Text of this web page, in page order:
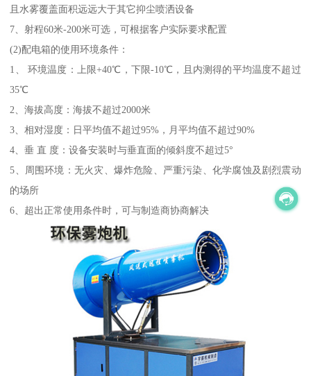
且水雾覆盖面积远远大于其它抑尘喷洒设备
7、射程60米-200米可选，可根据客户实际要求配置
(2)配电箱的使用环境条件：
1、 环境温度：上限+40℃，下限-10℃，且内测得的平均温度不超过
35℃
2、海拔高度：海拔不超过2000米
3、相对湿度：日平均值不超过95%，月平均值不超过90%
4、垂 直 度：设备安装时与垂直面的倾斜度不超过5°
5、周围环境：无火灾、爆炸危险、严重污染、化学腐蚀及剧烈震动
的场所
6、超出正常使用条件时，可与制造商协商解决